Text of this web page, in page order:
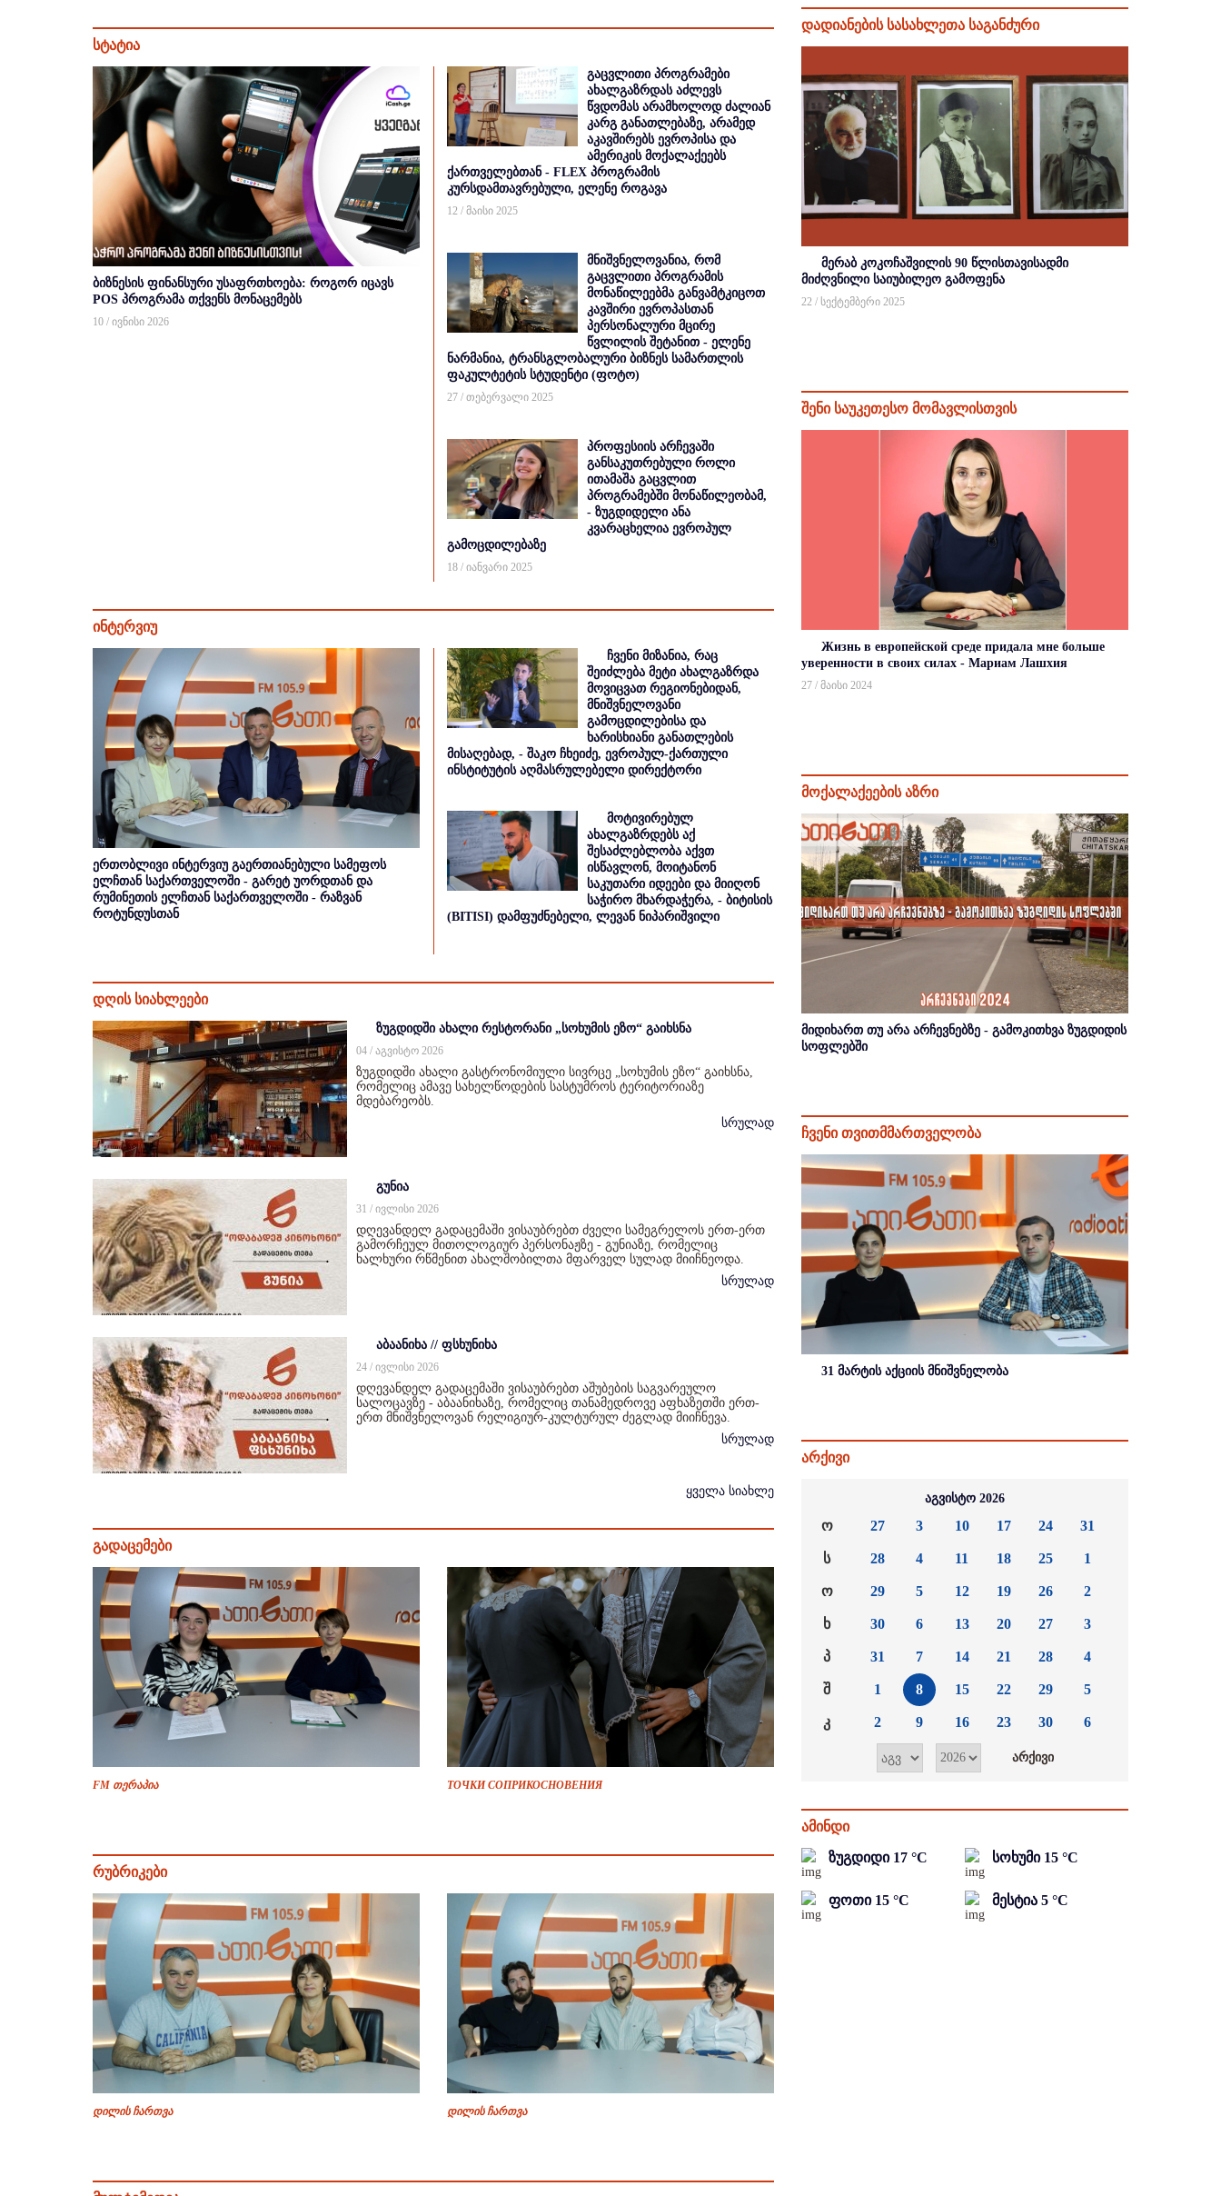
სტატია
ბიზნესის ფინანსური უსაფრთხოება: როგორ იცავს
POS პროგრამა თქვენს მონაცემებს
10 / ივნისი 2026
გაცვლითი პროგრამები
ახალგაზრდას აძლევს
წვდომას არამხოლოდ ძალიან
კარგ განათლებაზე, არამედ
აკავშირებს ევროპისა და
ამერიკის მოქალაქეებს
ქართველებთან - FLEX პროგრამის
კურსდამთავრებული, ელენე როგავა
12 / მაისი 2025
მნიშვნელოვანია, რომ
გაცვლითი პროგრამის
მონაწილეებმა განვამტკიცოთ
კავშირი ევროპასთან
პერსონალური მცირე
წვლილის შეტანით - ელენე
ნარმანია, ტრანსგლობალური ბიზნეს სამართლის
ფაკულტეტის სტუდენტი (ფოტო)
27 / თებერვალი 2025
პროფესიის არჩევაში
განსაკუთრებული როლი
ითამაშა გაცვლით
პროგრამებში მონაწილეობამ,
- ზუგდიდელი ანა
კვარაცხელია ევროპულ
გამოცდილებაზე
18 / იანვარი 2025
ინტერვიუ
ერთობლივი ინტერვიუ გაერთიანებული სამეფოს
ელჩთან საქართველოში - გარეტ უორდთან და
რუმინეთის ელჩთან საქართველოში - რაზვან
როტუნდუსთან
ჩვენი მიზანია, რაც
შეიძლება მეტი ახალგაზრდა
მოვიცვათ რეგიონებიდან,
მნიშვნელოვანი
გამოცდილებისა და
ხარისხიანი განათლების
მისაღებად, - შაკო ჩხეიძე, ევროპულ-ქართული
ინსტიტუტის აღმასრულებელი დირექტორი
მოტივირებულ
ახალგაზრდებს აქ
შესაძლებლობა აქვთ
ისწავლონ, მოიტანონ
საკუთარი იდეები და მიიღონ
საჭირო მხარდაჭერა, - ბიტისის
(BITISI) დამფუძნებელი, ლევან ნიპარიშვილი
დღის სიახლეები
ზუგდიდში ახალი რესტორანი „სოხუმის ეზო“ გაიხსნა
04 / აგვისტო 2026
ზუგდიდში ახალი გასტრონომიული სივრცე „სოხუმის ეზო“ გაიხსნა,
რომელიც ამავე სახელწოდების სასტუმროს ტერიტორიაზე
მდებარეობს.
სრულად
გუნია
31 / ივლისი 2026
დღევანდელ გადაცემაში ვისაუბრებთ ძველი სამეგრელოს ერთ-ერთ
გამორჩეულ მითოლოგიურ პერსონაჟზე - გუნიაზე, რომელიც
ხალხური რწმენით ახალშობილთა მფარველ სულად მიიჩნეოდა.
სრულად
აბაანიხა // ფსხუნიხა
24 / ივლისი 2026
დღევანდელ გადაცემაში ვისაუბრებთ აშუბების საგვარეულო
სალოცავზე - აბაანიხაზე, რომელიც თანამედროვე აფხაზეთში ერთ-
ერთ მნიშვნელოვან რელიგიურ-კულტურულ ძეგლად მიიჩნევა.
სრულად
ყველა სიახლე
გადაცემები
FM თერაპია ТОЧКИ СОПРИКОСНОВЕНИЯ
რუბრიკები
დილის ჩართვა დილის ჩართვა
დადიანების სასახლეთა საგანძური
მერაბ კოკოჩაშვილის 90 წლისთავისადმი
მიძღვნილი საიუბილეო გამოფენა
22 / სექტემბერი 2025
შენი საუკეთესო მომავლისთვის
Жизнь в европейской среде придала мне больше
уверенности в своих силах - Мариам Лашхия
27 / მაისი 2024
მოქალაქეების აზრი
მიდიხართ თუ არა არჩევნებზე - გამოკითხვა ზუგდიდის
სოფლებში
ჩვენი თვითმმართველობა
31 მარტის აქციის მნიშვნელობა
არქივი
აგვისტო 2026
ო
ს
ო
ხ
პ
შ
კ
27
28
29
30
31
1
2
3
4
5
6
7
8
9
10
11
12
13
14
15
16
17
18
19
20
21
22
23
24
25
26
27
28
29
30
31
1
2
3
4
5
6
ამინდი
ზუგდიდი 17 °C სოხუმი 15 °C
ფოთი 15 °C მესტია 5 °C